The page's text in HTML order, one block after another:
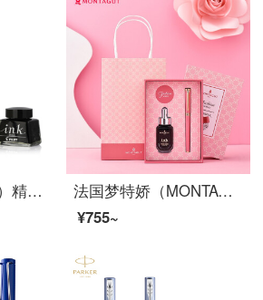
日本百乐（PILOT）精英钢笔礼盒套装 Elite95s复刻限量款14K金口袋笔 商务办公练字笔 FES-1000 红色 F尖
法国梦特娇（MONTAGUT）钢笔学生女士礼盒墨水套装女生款练字高档精致礼物送礼 潘朵拉 粉红色0.5mm
¥755~